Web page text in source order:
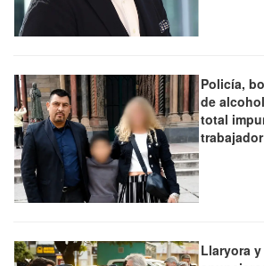
Policía,
de
total
trabajador
Llaryora